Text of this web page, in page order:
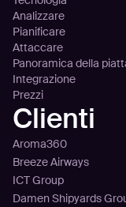
Analizzare
Pianificare
Attaccare
Panoramica della
Integrazione
Prezzi
Clienti
Aroma360
Breeze Airways
ICT Group
Damen Shipyards